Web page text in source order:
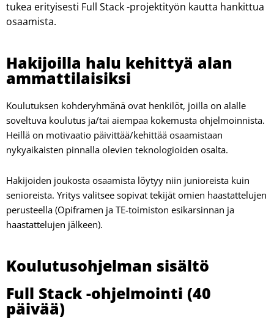
tukea erityisesti Full Stack -projekti­työn kautta hankittua
osaamista.
Hakijoilla halu kehittyä alan
ammattilaisiksi
Koulutuksen kohderyhmänä ovat henkilöt, joilla on alalle
soveltuva koulutus ja/tai aiempaa kokemusta ohjelmoinnista.
Heillä on motivaatio päivittää/kehittää osaamistaan
nykyaikaisten pinnalla olevien teknologioiden osalta.
Hakijoiden joukosta osaamista löytyy niin junioreista kuin
senioreista. Yritys valitsee sopivat tekijät omien haastattelujen
perusteella (Opiframen ja TE-toimiston esikarsinnan ja
haastattelujen jälkeen).
Koulutusohjelman sisältö
Full Stack -ohjelmointi (40
päivää)